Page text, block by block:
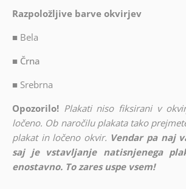
Razpoložljive barve okvirjev
■ Bela
■ Črna
■ Srebrna
Opozorilo! Plakati niso fiksirani v
ločeno. Ob naročilu plakata tako
plakat in ločeno okvir. Vendar pa naj
saj je vstavljanje natisnjenega
enostavno. To zares uspe vsem!